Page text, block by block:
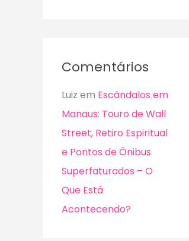
Comentários
Luiz em Escândalos em
Manaus: Touro de Wall
Street, Retiro Espiritual
e Pontos de Ônibus
Superfaturados – O
Que Está
Acontecendo?